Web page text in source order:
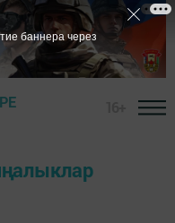
баннера через